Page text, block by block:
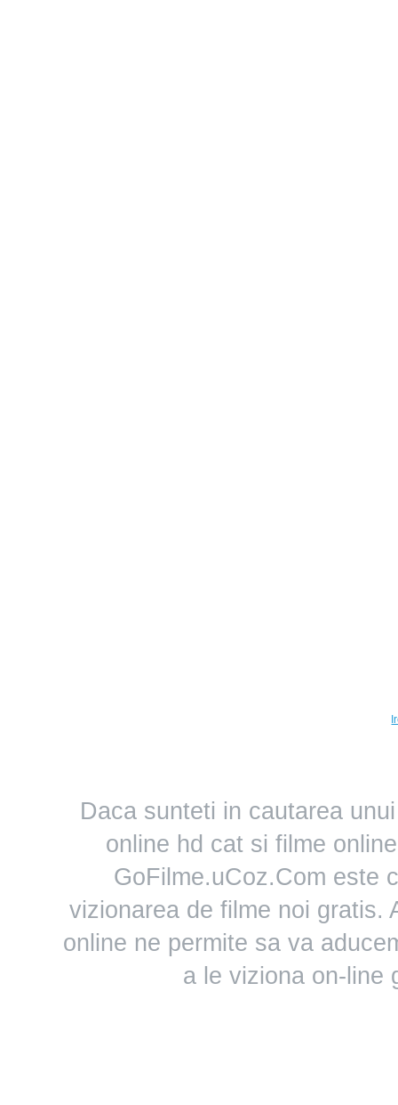
Daca sunteti in cautarea
online hd cat si filme
GoFilme.uCoz.Com este
vizionarea de filme noi gratis.
online ne permite sa va
a le viziona on-line